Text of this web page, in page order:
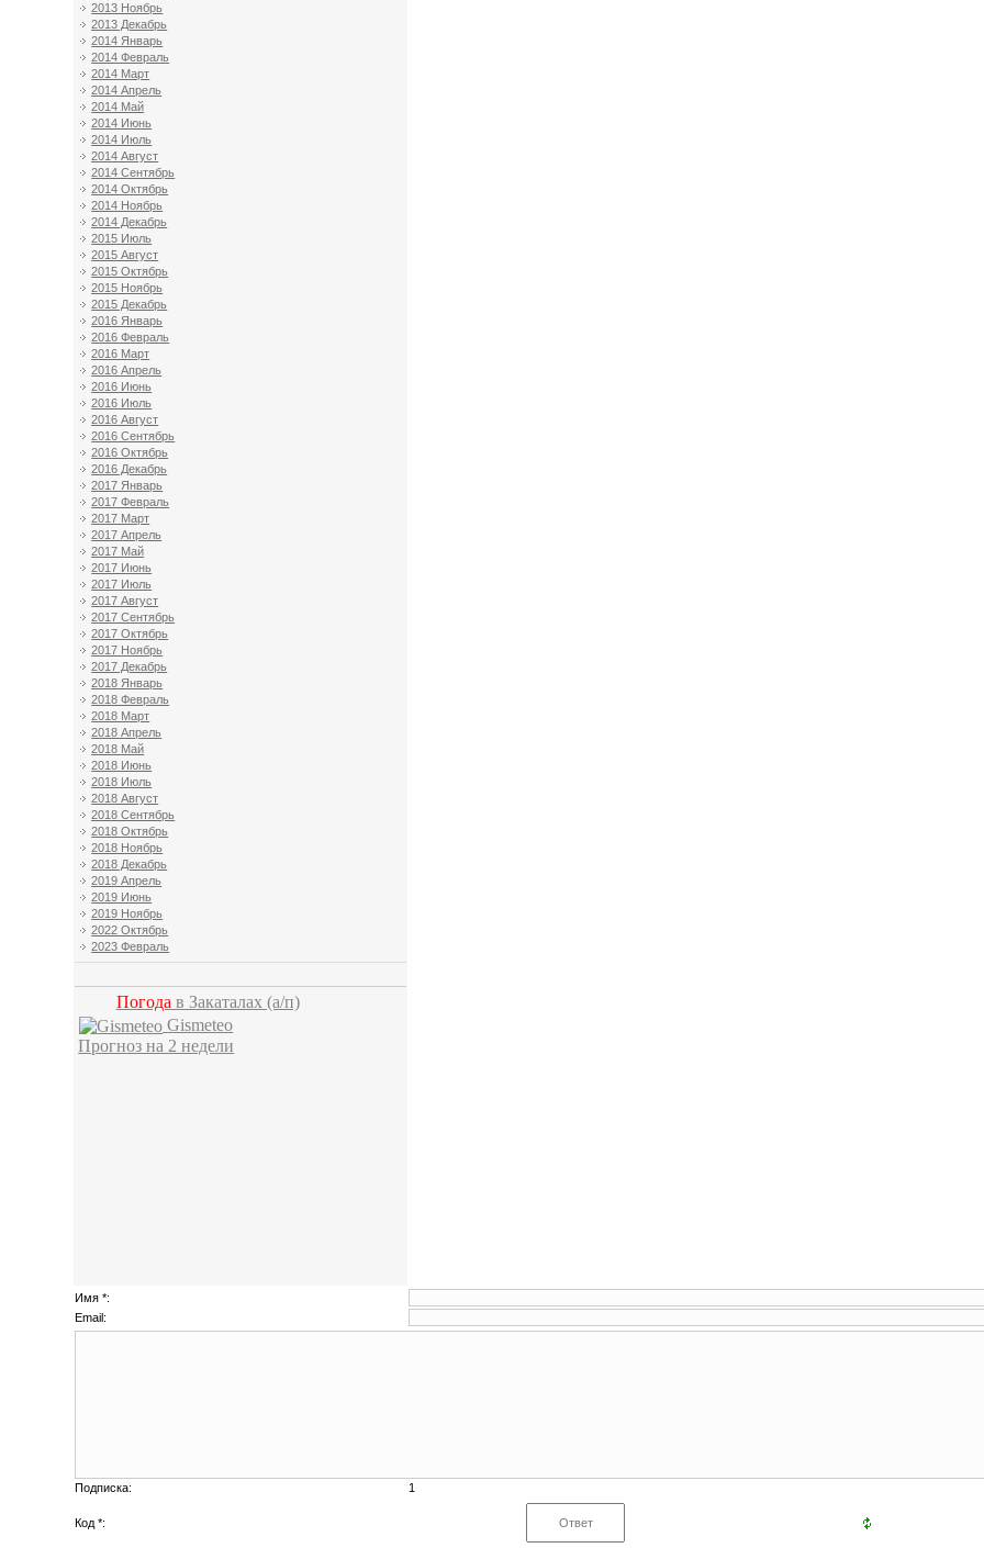
2013 Ноябрь
2013 Декабрь
2014 Январь
2014 Февраль
2014 Март
2014 Апрель
2014 Май
2014 Июнь
2014 Июль
2014 Август
2014 Сентябрь
2014 Октябрь
2014 Ноябрь
2014 Декабрь
2015 Июль
2015 Август
2015 Октябрь
2015 Ноябрь
2015 Декабрь
2016 Январь
2016 Февраль
2016 Март
2016 Апрель
2016 Июнь
2016 Июль
2016 Август
2016 Сентябрь
2016 Октябрь
2016 Декабрь
2017 Январь
2017 Февраль
2017 Март
2017 Апрель
2017 Май
2017 Июнь
2017 Июль
2017 Август
2017 Сентябрь
2017 Октябрь
2017 Ноябрь
2017 Декабрь
2018 Январь
2018 Февраль
2018 Март
2018 Апрель
2018 Май
2018 Июнь
2018 Июль
2018 Август
2018 Сентябрь
2018 Октябрь
2018 Ноябрь
2018 Декабрь
2019 Апрель
2019 Июнь
2019 Ноябрь
2022 Октябрь
2023 Февраль
Погода в Закаталах (а/п)
Gismeteo
Прогноз на 2 недели
Имя *:
Email:
Подписка: 1
Код *: